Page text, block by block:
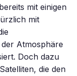
mit einigen
mit
Atmosphäre
Doch dazu
die den